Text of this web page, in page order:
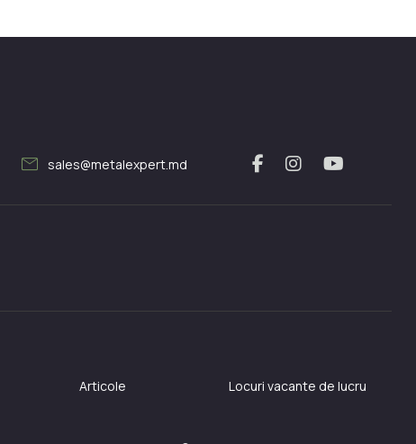
mail sales@metalexpert.md
Articole Locuri vacante de lucru